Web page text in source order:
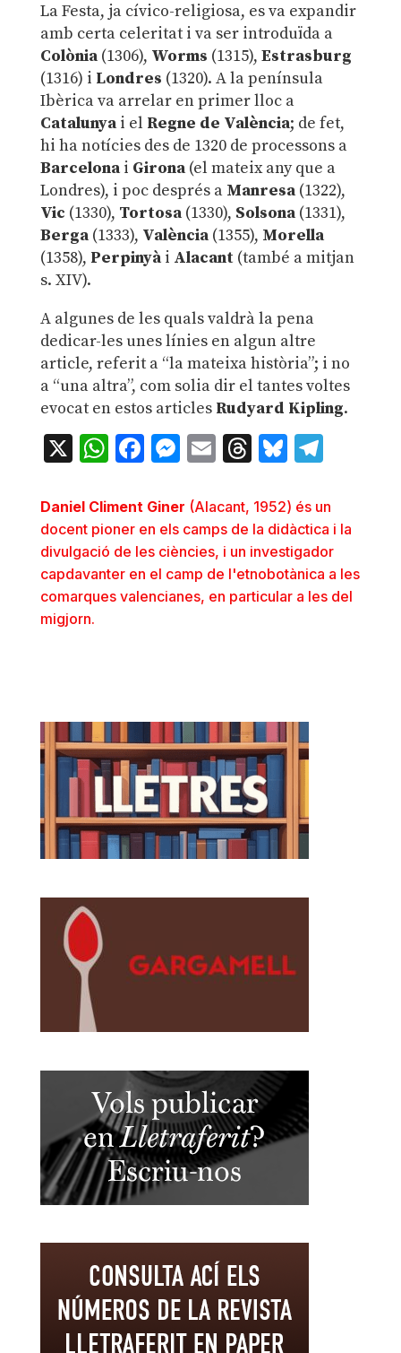
La Festa, ja cívico-religiosa, es va expandir
amb certa celeritat i va ser introduïda a
Colònia(1306), Worms (1315), Estrasburg
(1316) i Londres (1320). A la península
Ibèrica va arrelar en primer lloc a
Catalunyai el Regne de València; de fet,
hi ha notícies des de 1320 de processons a
Barcelonai Girona(el mateix any que a
Londres), i poc després a Manresa(1322),
Vic (1330), Tortosa(1330), Solsona(1331),
Berga(1333), València(1355), Morella
(1358), Perpinyài Alacant(també a mitjan
s. XIV).
A algunes de les quals valdrà la pena
dedicar-les unes línies en algun altre
article, referit a “la mateixa història”; i no
a “una altra”, com solia dir el tantes voltes
evocat en estos articles Rudyard Kipling.
X WhatsApp
Facebook
Messenger
EmailThreads
Bluesky
Daniel Climent Giner (Alacant, 1952) és un
docent pioner en els camps de la didàctica i la
divulgació de les ciències, i un investigador
capdavanter en el camp de l'etnobotànica a les
comarques valencianes, en particular a les del
migjorn.